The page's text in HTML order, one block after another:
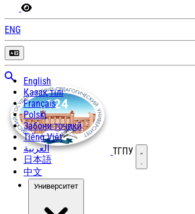
ENG
English
Қазақ тілі
Français
Polski
Забони тоҷикӣ
Tiếng Việt
العربية
日本語
中文
ТГПУ Открыть меню
Университет